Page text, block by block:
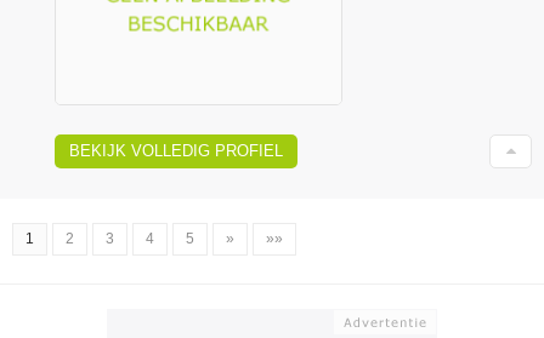
BEKIJK VOLLEDIG PROFIEL
1 2 3 4 5 » »»